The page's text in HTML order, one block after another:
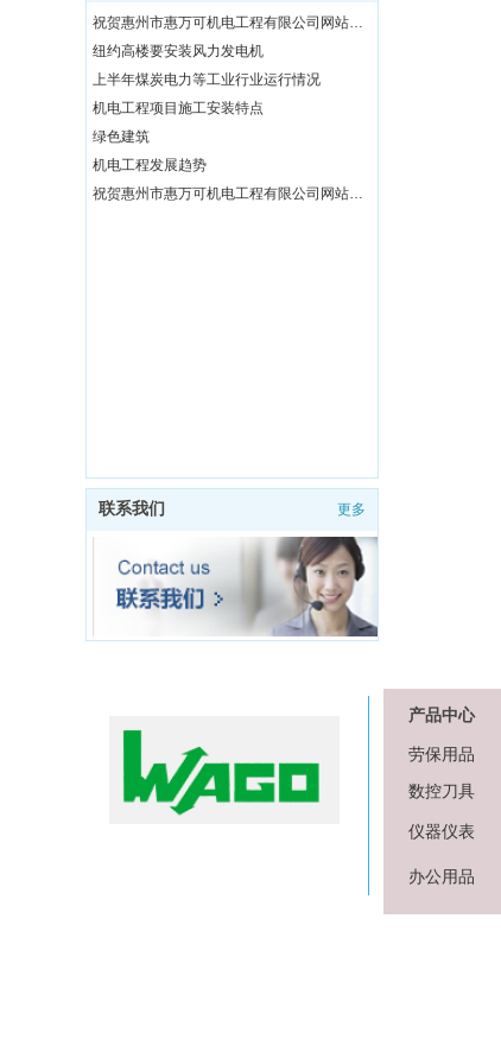
祝贺惠州市惠万可机电工程有限公司网站改版上线
纽约高楼要安装风力发电机
上半年煤炭电力等工业行业运行情况
机电工程项目施工安装特点
绿色建筑
机电工程发展趋势
祝贺惠州市惠万可机电工程有限公司网站改版上线
联系我们 更多
产品中心
劳保用品
数控刀具
仪器仪表
办公用品